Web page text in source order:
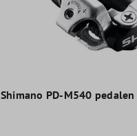
Shimano PD-M540 pedalen